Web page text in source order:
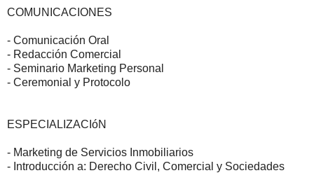
COMUNICACIONES
- Comunicación Oral
- Redacción Comercial
- Seminario Marketing Personal
- Ceremonial y Protocolo
ESPECIALIZACIóN
- Marketing de Servicios Inmobiliarios
- Introducción a: Derecho Civil, Comercial y Sociedades